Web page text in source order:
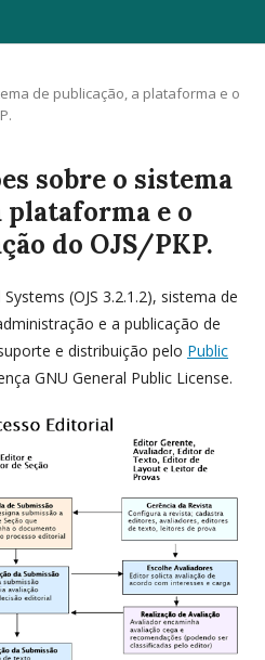
de publicação, a plataforma e o
sobre o sistema
plataforma e o
do OJS/PKP.
(OJS 3.2.1.2), sistema de
e a publicação de
e distribuição pelo Public
GNU General Public License.